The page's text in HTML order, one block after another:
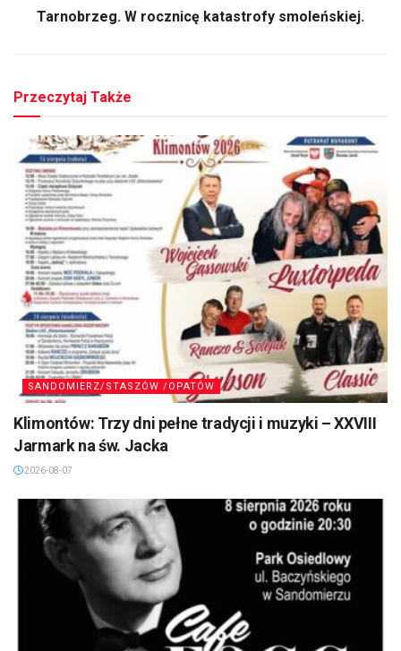
Tarnobrzeg. W rocznicę katastrofy smoleńskiej.
Przeczytaj Także
SANDOMIERZ/STASZÓW /OPATÓW
Klimontów: Trzy dni pełne tradycji i muzyki – XXVIII
Jarmark na św. Jacka
2026-08-07